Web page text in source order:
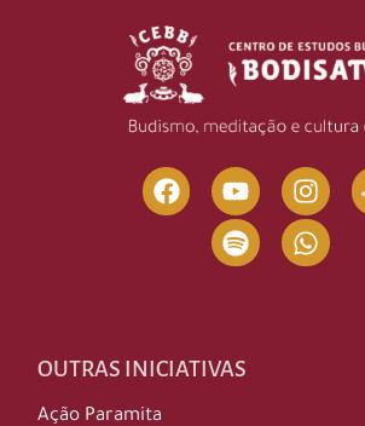
OUTRAS INICIATIVAS
Ação Paramita